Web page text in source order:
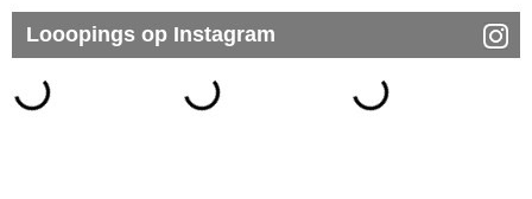
Looopings op Instagram